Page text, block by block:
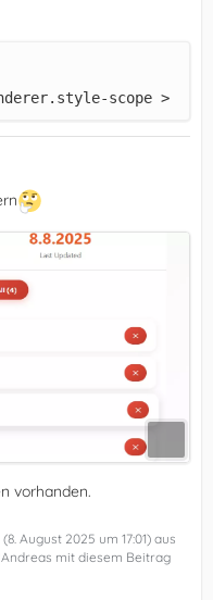
scope >
vorhanden.
(8. August 2025 um 17:01) aus
mit diesem Beitrag